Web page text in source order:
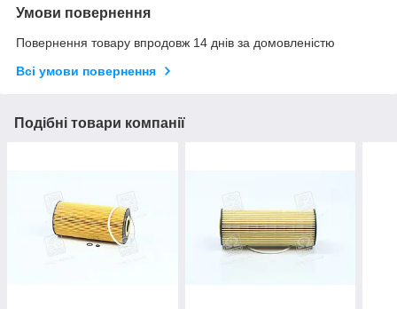
Умови повернення
Повернення товару впродовж 14 днів за домовленістю
Всі умови повернення
Подібні товари компанії